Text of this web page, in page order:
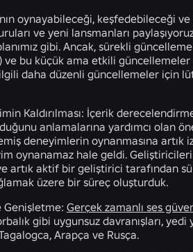
oynayabileceği, keşfedebileceği
ve yeni lansmanları
gibi. Ancak, sürekli
bu küçük ama etkili
daha düzenli güncellemeler için
Kaldırılması: İçerik
anlamalarına yardımcı olan
deneyimlerin oynanmasına artık
oynanamaz hale geldi.
artık aktif bir geliştirici
üzere bir süreç oluşturduk.
Genişletme: Gerçek zamanlı ses
gibi uygunsuz davranışları,
Arapça ve Rusça.